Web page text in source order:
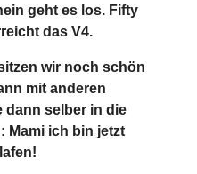
geht es los. Fifty
das V4.
wir noch schön
mit anderen
dann selber in die
Mami ich bin jetzt